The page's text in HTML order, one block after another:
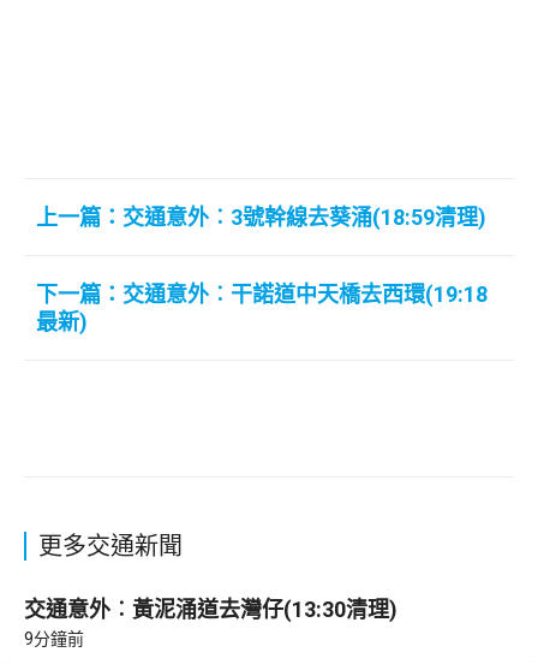
上一篇：交通意外︰3號幹線去葵涌(18:59清理)
下一篇：交通意外︰干諾道中天橋去西環(19:18
最新)
更多交通新聞
交通意外︰黃泥涌道去灣仔(13:30清理)
9分鐘前